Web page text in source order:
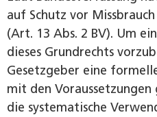
auf Schutz vor
(Art. 13 Abs. 2 BV). Um
dieses Grundrechts
Gesetzgeber eine
mit den
die systematische